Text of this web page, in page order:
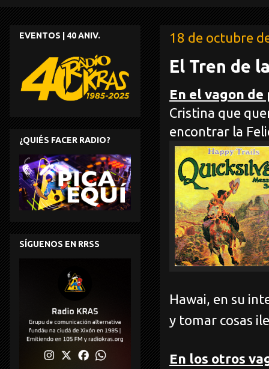
18 de octubre
El Tren de
En el vagon
Cristina que
encontrar la
Hawai, en su
y tomar cosas
En los otros
EVENTOS | 40 ANIV.
¿QUIÉS FACER RADIO?
SÍGUENOS EN RRSS